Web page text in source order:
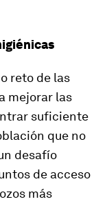
reto de las
mejorar las
suficiente
que no
desafío
de acceso
más